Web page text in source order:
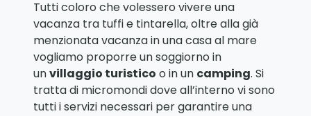
Tutti coloro che volessero vivere una
vacanza tra tuffi e tintarella, oltre alla già
menzionata vacanza in una casa al mare
vogliamo proporre un soggiorno in
unvillaggio turistico o in un camping. Si
tratta di micromondi dove all’interno vi sono
tutti i servizi necessari per garantire una